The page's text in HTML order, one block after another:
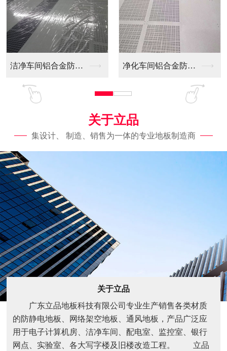
净化车间铝合金防静电... 全铝防静电地板 机房
关于立品
集设计、 制造、销售为一体的专业地板制造商
关于立品
广东立品地板科技有限公司专业生产销售各类材质
的防静电地板、网络架空地板、通风地板，产品广泛应
用于电子计算机房、洁净车间、配电室、监控室、银行
网点、实验室、各大写字楼及旧楼改造工程。 立品